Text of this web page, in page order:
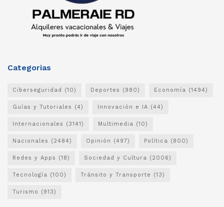
Categorias
Ciberseguridad (10) Deportes (980) Economía (1494)
Guías y Tutoriales (4) Innovación e IA (44)
Internacionales (3141) Multimedia (10)
Nacionales (2484) Opinión (497) Política (800)
Redes y Apps (18) Sociedad y Cultura (2006)
Tecnología (100) Tránsito y Transporte (13)
Turismo (913)